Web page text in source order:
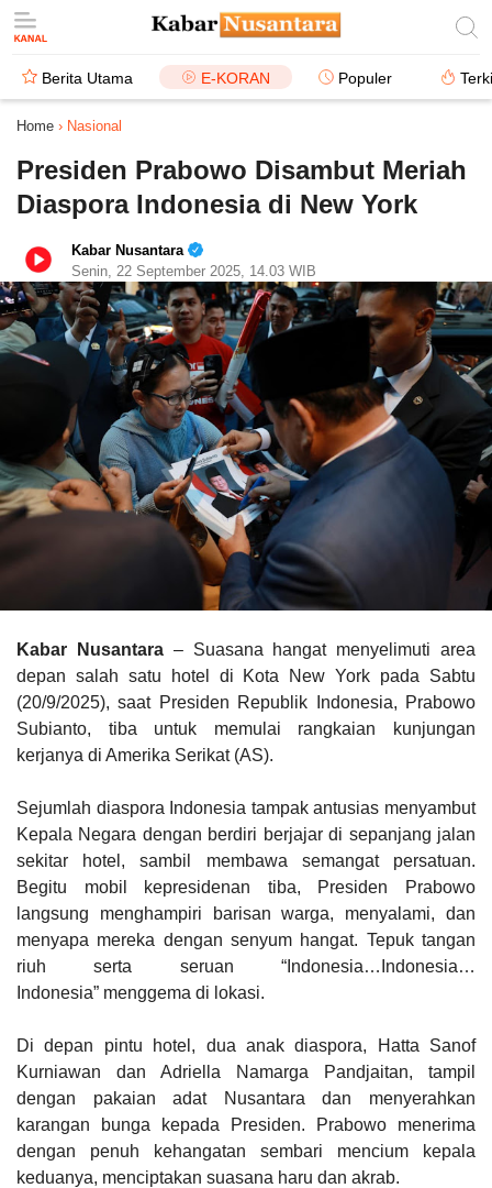
Berita Utama E-KORAN Populer
Home › Nasional
Presiden Prabowo Disambut Meriah
Diaspora Indonesia di New York
Kabar Nusantara
Senin, 22 September 2025, 14.03 WIB
Kabar Nusantara– Suasana hangat menyelimuti area
depan salah satu hotel di Kota New York pada Sabtu
(20/9/2025), saat Presiden Republik Indonesia, Prabowo
Subianto, tiba untuk memulai rangkaian kunjungan
kerjanya di Amerika Serikat (AS).
Sejumlah diaspora Indonesia tampak antusias menyambut
Kepala Negara dengan berdiri berjajar di sepanjang jalan
sekitar hotel, sambil membawa semangat persatuan.
Begitu mobil kepresidenan tiba, Presiden Prabowo
langsung menghampiri barisan warga, menyalami, dan
menyapa mereka dengan senyum hangat. Tepuk tangan
riuh serta seruan “Indonesia…Indonesia…
Indonesia” menggema di lokasi.
Di depan pintu hotel, dua anak diaspora, Hatta Sanof
Kurniawan dan Adriella Namarga Pandjaitan, tampil
dengan pakaian adat Nusantara dan menyerahkan
karangan bunga kepada Presiden. Prabowo menerima
dengan penuh kehangatan sembari mencium kepala
keduanya, menciptakan suasana haru dan akrab.